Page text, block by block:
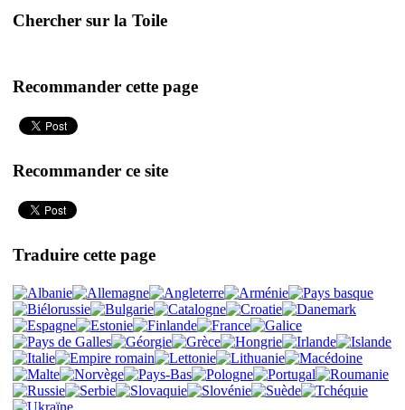
Chercher sur la Toile
Recommander cette page
Recommander ce site
Traduire cette page